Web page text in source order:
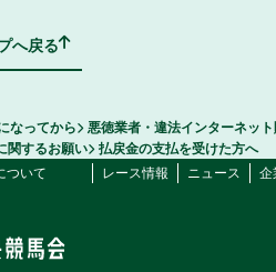
へ戻る
なってから
悪徳業者・違法インターネッ
関するお願い
払戻金の支払を受けた方へ
ついて レース情報 ニュース 企